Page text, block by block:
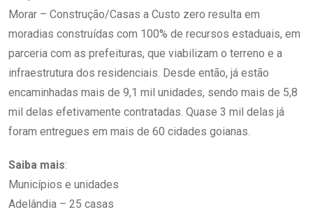
Morar – Construção/Casas a Custo zero resulta em
moradias construídas com 100% de recursos estaduais, em
parceria com as prefeituras, que viabilizam o terreno e a
infraestrutura dos residenciais. Desde então, já estão
encaminhadas mais de 9,1 mil unidades, sendo mais de 5,8
mil delas efetivamente contratadas. Quase 3 mil delas já
foram entregues em mais de 60 cidades goianas.
Saiba mais:
Municípios e unidades
Adelândia – 25 casas